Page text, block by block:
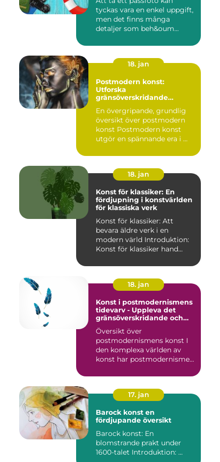
tyckas vara en enkel uppgift,
men det finns många
detaljer som beh&oum...
18. jan
Postmodern konst:
Utforska
gränsöverskridande
En övergripande, grundlig
översikt över postmodern
konst Postmodern konst
utgör en spännande era i ...
18. jan
Konst för klassiker: En
fördjupning i konstvärlden
för klassiska verk
Konst för klassiker: Att
bevara äldre verk i en
modern värld Introduktion:
Konst för klassiker hand...
18. jan
Konst i postmodernismens
tidevarv - Uppleva det
gränsöverskridande och
mångfacetterade
Översikt över
postmodernismens konst I
den komplexa världen av
konst har postmodernismen
17. jan
Barock konst en
fördjupande översikt
Barock konst: En
blomstrande prakt under
1600-talet Introduktion: ...